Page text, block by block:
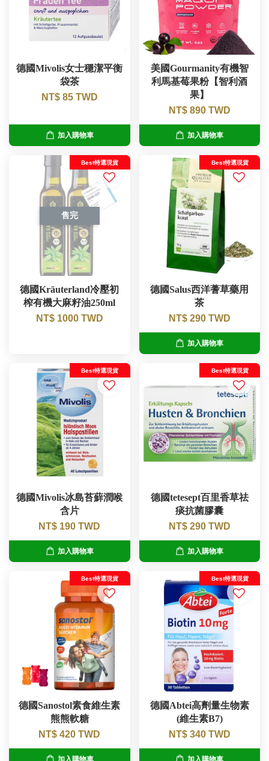
德國Mivolis女士穩潔平衡
袋茶
NT$ 85 TWD
加入購物車
美國Gourmanity有機智
利馬基莓果粉【智利酒
果】
NT$ 890 TWD
加入購物車
售完
Best特選現貨
德國Kräuterland冷壓初
榨有機大麻籽油250ml
NT$ 1000 TWD
Best特選現貨
德國Salus西洋蓍草藥用
茶
NT$ 290 TWD
加入購物車
Best特選現貨
德國Mivolis冰島苔蘚潤喉
含片
NT$ 190 TWD
加入購物車
Best特選現貨
德國tetesept百里香草祛
痰抗菌膠囊
NT$ 290 TWD
加入購物車
Best特選現貨
德國Sanostol素食維生素
熊熊軟糖
NT$ 420 TWD
加入購物車
Best特選現貨
德國Abtei高劑量生物素
(維生素B7)
NT$ 340 TWD
加入購物車